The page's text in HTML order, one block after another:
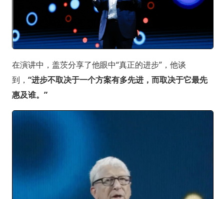
在演讲中，盖茨分享了他眼中“真正的进步”，他谈
到， “进步不取决于一个方案有多先进，而取决于它最先
惠及谁。”